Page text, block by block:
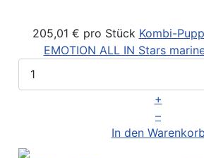
205,01 € pro Stück Kombi-
EMOTION ALL IN Stars
+
–
In den Warenkorb